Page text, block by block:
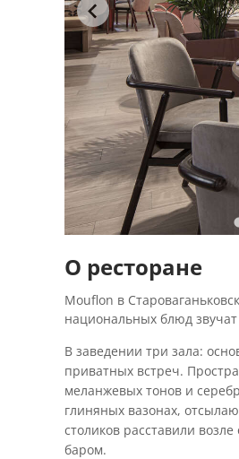
О ресторане
Mouflon в
национальных блюд
В заведении три зала:
приватных встреч.
меланжевых тонов и
глиняных вазонах,
столиков расставили
баром.